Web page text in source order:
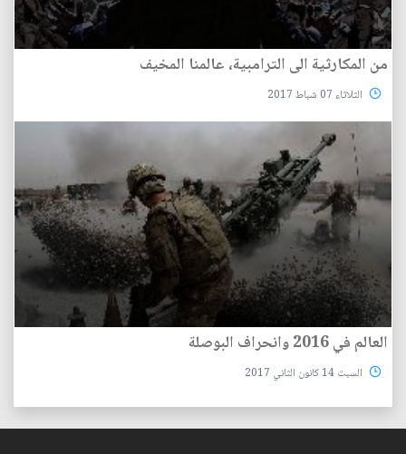
من المكارثية الى الترامبية، عالمنا المخيف
الثلاثاء 07 شباط 2017
العالم في 2016 وانحراف البوصلة
السبت 14 كانون الثاني 2017